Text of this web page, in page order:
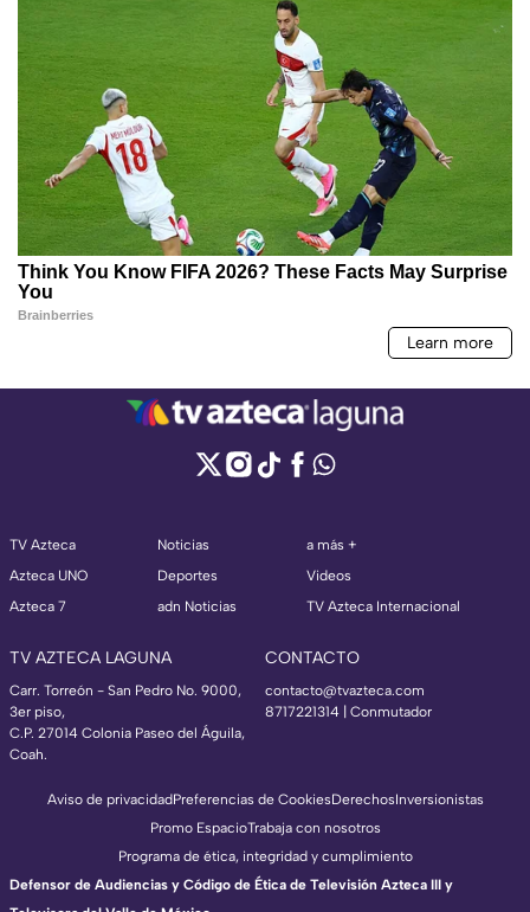
TV Azteca
Azteca UNO
Azteca 7
Noticias
Deportes
adn Noticias
a más +
Videos
TV Azteca Internacional
TV AZTECA LAGUNA
Carr. Torreón - San Pedro No. 9000,
3er piso,
C.P. 27014 Colonia Paseo del Águila,
Coah.
CONTACTO
contacto@tvazteca.com
8717221314 | Conmutador
Aviso de privacidadPreferencias de CookiesDerechosInversionistas
Promo EspacioTrabaja con nosotros
Programa de ética, integridad y cumplimiento
Defensor de Audiencias y Código de Ética de Televisión Azteca III y